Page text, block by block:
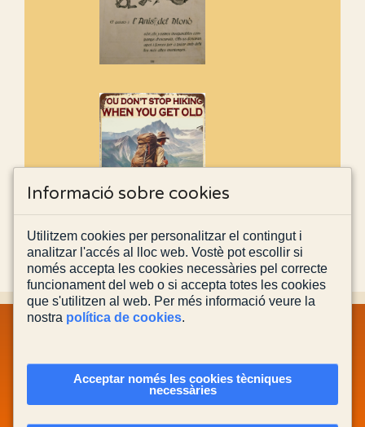
POLÍTICA DE COOKIES
CONTACTA'NS
Informació sobre cookies
Utilitzem cookies per personalitzar el contingut i
analitzar l'accés al lloc web. Vostè pot escollir si
només accepta les cookies necessàries pel correcte
funcionament del web o si accepta totes les cookies
que s'utilitzen al web. Per més informació veure la
nostra política de cookies.
Acceptar només les cookies tècniques
necessàries